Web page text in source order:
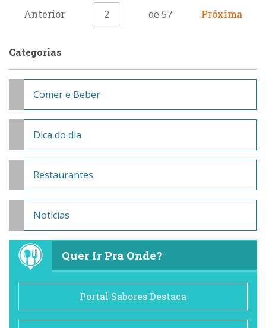
Anterior 2 de 57 Próxima
Categorias
Comer e Beber
Dica do dia
Restaurantes
Notícias
Quer Ir Pra Onde?
Portal Sabores Destaca